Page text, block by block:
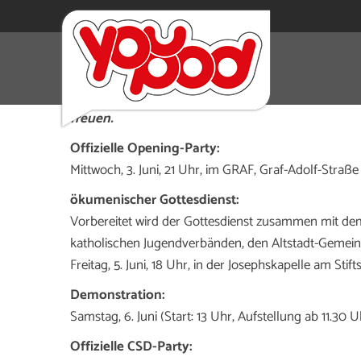
Düsseldorf feiert seinen CSD vom 4. bis 7.
Street Day dürft ihr euch auch auf
freuen.
Offizielle Opening-Party:
Mittwoch, 3. Juni, 21 Uhr, im GRAF, Graf-Adolf-
ökumenischer Gottesdienst:
Vorbereitet wird der Gottesdienst zusammen mit
katholischen Jugendverbänden, den Altstadt-
Freitag, 5. Juni, 18 Uhr, in der Josephskapelle am
Demonstration:
Samstag, 6. Juni (Start: 13 Uhr, Aufstellung ab 11.30
Offizielle CSD-Party: